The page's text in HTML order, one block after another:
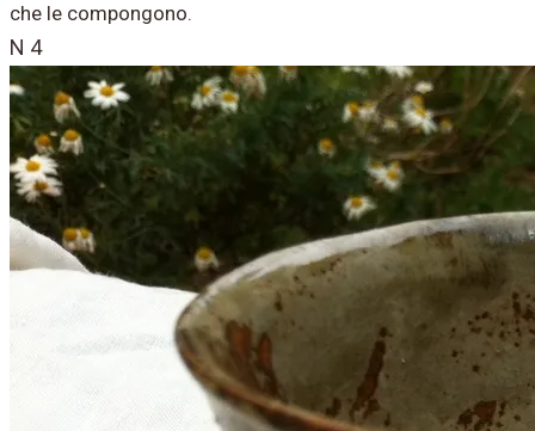
che le compongono.
N 4